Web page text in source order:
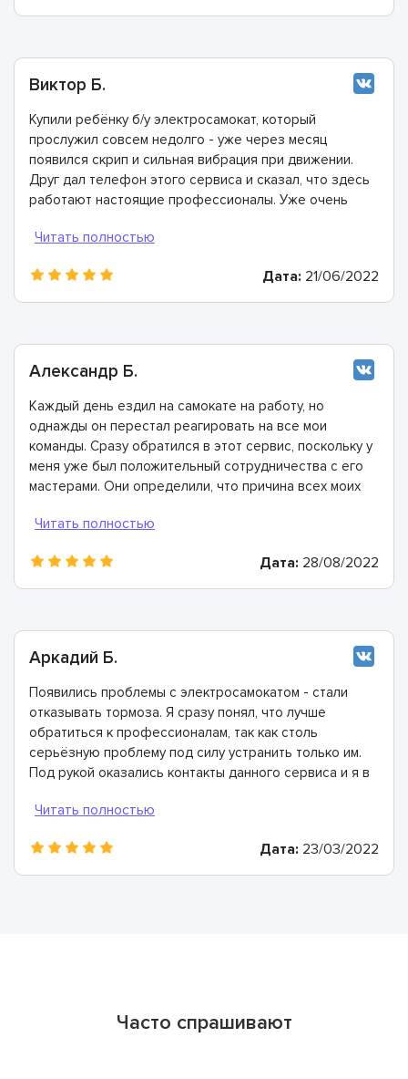
Виктор Б.
Купили ребёнку б/у электросамокат, который
прослужил совсем недолго - уже через месяц
появился скрип и сильная вибрация при движении.
Друг дал телефон этого сервиса и сказал, что здесь
работают настоящие профессионалы. Уже очень
диагностику и рассказали, что необходимо заменить
смазкой. Все было выполнено всего за пару часов,
всем рекомендую ASC сервис!
Дата: 21/06/2022
Александр Б.
Каждый день ездил на самокате на работу, но
однажды он перестал реагировать на все мои
команды. Сразу обратился в этот сервис, поскольку у
меня уже был положительный сотрудничества с его
мастерами. Они определили, что причина всех моих
разобрали, почистили, проверили состояние всех
Дата: 28/08/2022
Аркадий Б.
Появились проблемы с электросамокатом - стали
отказывать тормоза. Я сразу понял, что лучше
обратиться к профессионалам, так как столь
серьёзную проблему под силу устранить только им.
Под рукой оказались контакты данного сервиса и я в
Сервисные инженеры диагностику и рассказали, что
Заменили его в тот же день, огромное спасибо!
Дата: 23/03/2022
Часто спрашивают